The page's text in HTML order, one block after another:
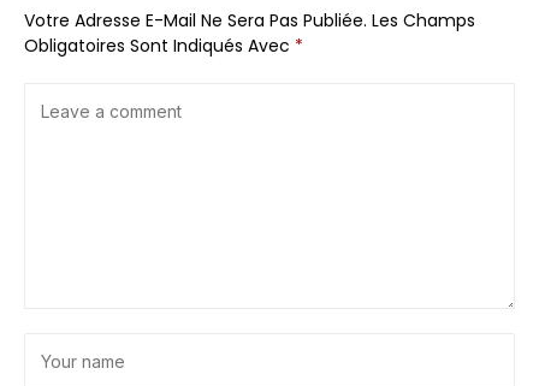
Votre Adresse E-Mail Ne Sera Pas Publiée. Les Champs
Obligatoires Sont Indiqués Avec *